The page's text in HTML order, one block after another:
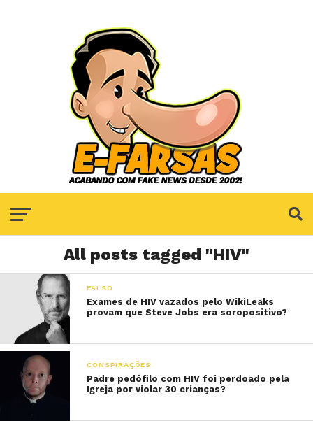
All posts tagged "HIV"
FALSO
Exames de HIV vazados pelo WikiLeaks
provam que Steve Jobs era soropositivo?
CONSPIRAÇÕES
Padre pedófilo com HIV foi perdoado pela
Igreja por violar 30 crianças?